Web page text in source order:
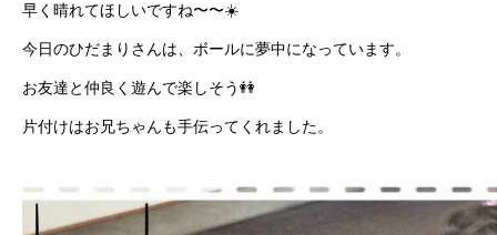
早く晴れてほしいですね〜〜☀️
今日のひだまりさんは、ボールに夢中になっています。
お友達と仲良く遊んで楽しそう👭
片付けはお兄ちゃんも手伝ってくれました。